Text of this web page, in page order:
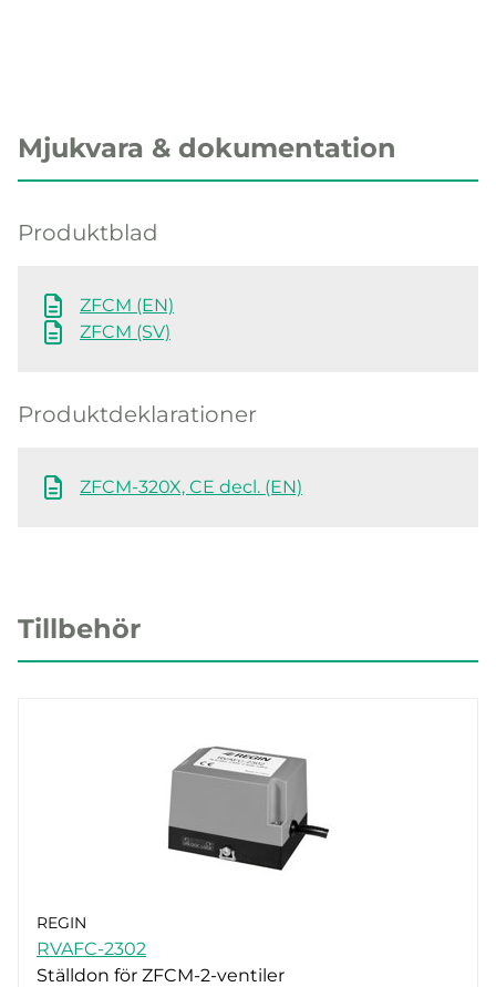
Mjukvara & dokumentation
Produktblad
ZFCM (EN)
ZFCM (SV)
Produktdeklarationer
ZFCM-320X, CE decl. (EN)
Tillbehör
REGIN
RVAFC-2302
Ställdon för ZFCM-2-ventiler